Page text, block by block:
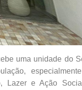
uma unidade do
Lazer e Ação